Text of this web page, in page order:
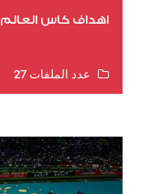
اهداف كاس العالم 2026
عدد الملفات 27